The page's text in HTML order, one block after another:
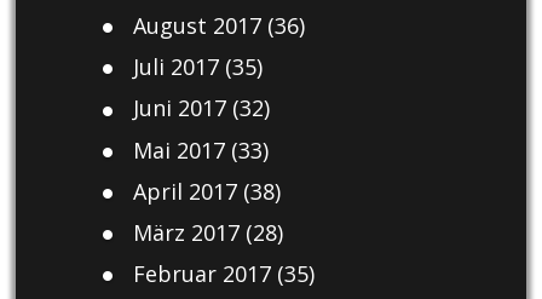
August 2017(36)
Juli 2017(35)
Juni 2017(32)
Mai 2017(33)
April 2017(38)
März 2017(28)
Februar 2017(35)